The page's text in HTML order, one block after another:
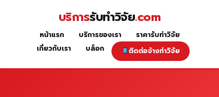
หน้าแรก
บริการรับทำวิจัย.com
หน้าแรก บริการของเรา
ราคารับทำวิจัย
เกี่ยวกับเรา
บล็อก ติดต่อจ้างทำวิจัย